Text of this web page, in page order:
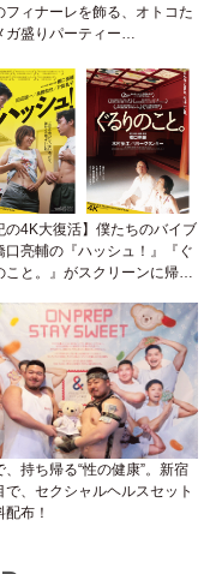
フィナーレを飾る、オトコた
ガ盛りパーティー
の4K大復活】僕たちのバイブ
口亮輔の『ハッシュ！』『ぐ
こと。』がスクリーンに帰っ
ためのサバイバル・ガイド
、持ち帰る“性の健康”。新宿
で、セクシャルヘルスセット
配布！